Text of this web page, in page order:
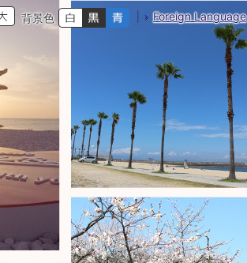
背景色 Foreign Language